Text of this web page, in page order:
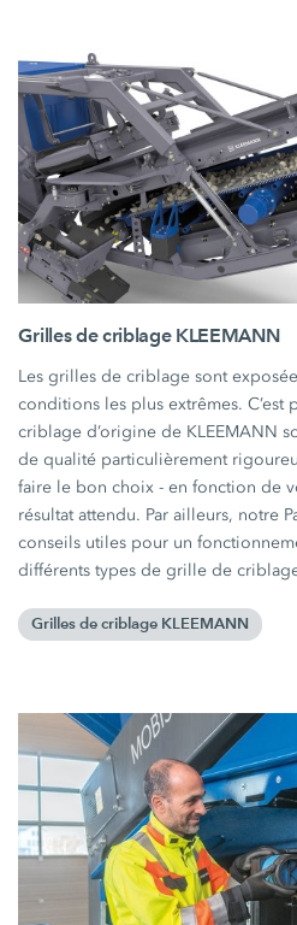
Grilles de criblage KLEEMANN
Les grilles de criblage sont
conditions les plus extrêmes.
criblage d’origine de KLEEMANN
de qualité particulièrement
faire le bon choix - en fonction de
résultat attendu. Par ailleurs, notre
conseils utiles pour un
différents types de grille de
Grilles de criblage KLEEMANN